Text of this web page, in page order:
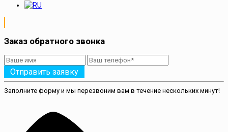
Заказ обратного звонка
Отправить заявку
Заполните форму и мы перезвоним вам в течение нескольких минут!